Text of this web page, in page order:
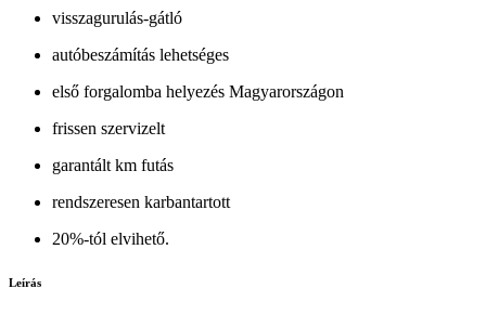
visszagurulás-gátló
autóbeszámítás lehetséges
első forgalomba helyezés Magyarországon
frissen szervizelt
garantált km futás
rendszeresen karbantartott
20%-tól elvihető.
Leírás